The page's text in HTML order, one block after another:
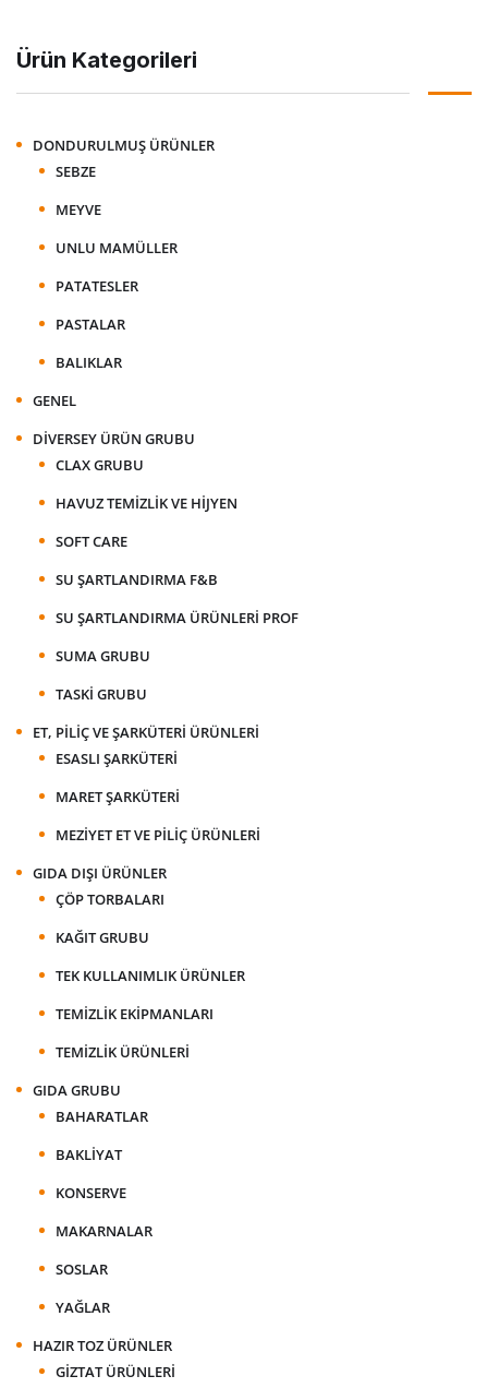
Ürün Kategorileri
DONDURULMUŞ ÜRÜNLER
SEBZE
MEYVE
UNLU MAMÜLLER
PATATESLER
PASTALAR
BALIKLAR
GENEL
DIVERSEY ÜRÜN GRUBU
CLAX GRUBU
HAVUZ TEMIZLIK VE HIJYEN
SOFT CARE
SU ŞARTLANDIRMA F&B
SU ŞARTLANDIRMA ÜRÜNLERI PROF
SUMA GRUBU
TASKI GRUBU
ET, PILIÇ VE ŞARKÜTERI ÜRÜNLERI
ESASLI ŞARKÜTERI
MARET ŞARKÜTERI
MEZIYET ET VE PILIÇ ÜRÜNLERI
GIDA DIŞI ÜRÜNLER
ÇÖP TORBALARI
KAĞIT GRUBU
TEK KULLANIMLIK ÜRÜNLER
TEMIZLIK EKIPMANLARI
TEMIZLIK ÜRÜNLERI
GIDA GRUBU
BAHARATLAR
BAKLIYAT
KONSERVE
MAKARNALAR
SOSLAR
YAĞLAR
HAZIR TOZ ÜRÜNLER
GIZTAT ÜRÜNLERI